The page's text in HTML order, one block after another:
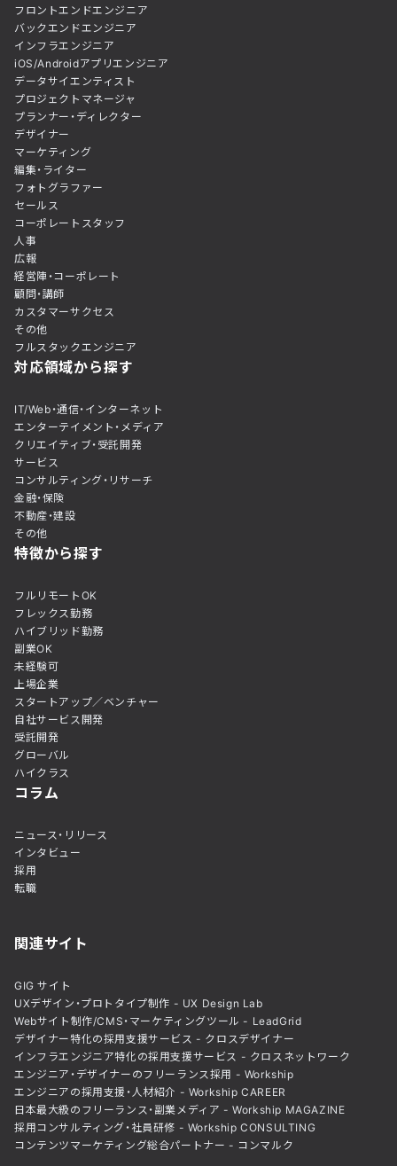
フロントエンドエンジニア
バックエンドエンジニア
インフラエンジニア
iOS/Androidアプリエンジニア
データサイエンティスト
プロジェクトマネージャ
プランナー・ディレクター
デザイナー
マーケティング
編集・ライター
フォトグラファー
セールス
コーポレートスタッフ
人事
広報
経営陣・コーポレート
顧問・講師
カスタマーサクセス
その他
フルスタックエンジニア
対応領域から探す
IT/Web・通信・インターネット
エンターテイメント・メディア
クリエイティブ・受託開発
サービス
コンサルティング・リサーチ
金融・保険
不動産・建設
その他
特徴から探す
フルリモートOK
フレックス勤務
ハイブリッド勤務
副業OK
未経験可
上場企業
スタートアップ／ベンチャー
自社サービス開発
受託開発
グローバル
ハイクラス
コラム
ニュース・リリース
インタビュー
採用
転職
関連サイト
GIG サイト
UXデザイン・プロトタイプ制作 - UX Design Lab
Webサイト制作/CMS・マーケティングツール - LeadGrid
デザイナー特化の採用支援サービス - クロスデザイナー
インフラエンジニア特化の採用支援サービス - クロスネットワーク
エンジニア・デザイナーのフリーランス採用 - Workship
エンジニアの採用支援・人材紹介 - Workship CAREER
日本最大級のフリーランス・副業メディア - Workship MAGAZINE
採用コンサルティング・社員研修 - Workship CONSULTING
コンテンツマーケティング総合パートナー - コンマルク